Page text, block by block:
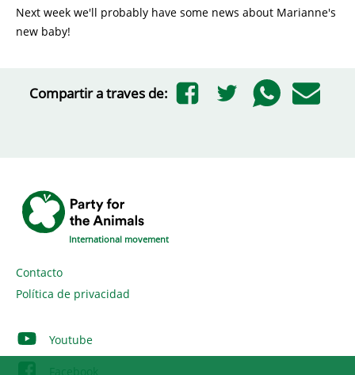
Next week we'll probably have some news about Marianne's
new baby!
Compartir a traves de:
International movement
Contacto
Política de privacidad
Youtube
Facebook